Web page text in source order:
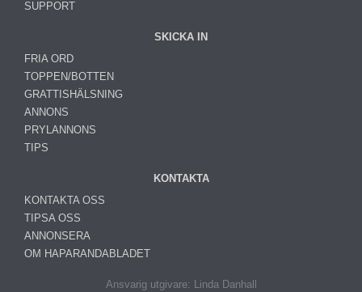
SUPPORT
SKICKA IN
FRIA ORD
TOPPEN/BOTTEN
GRATTISHÄLSNING
ANNONS
PRYLANNONS
TIPS
KONTAKTA
KONTAKTA OSS
TIPSA OSS
ANNONSERA
OM HAPARANDABLADET
Ansvarig utgivare: Linda Danhall